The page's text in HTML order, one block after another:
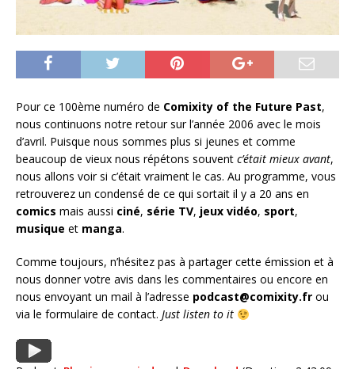
Pour ce 100ème numéro de Comixity of the Future Past,
nous continuons notre retour sur l’année 2006 avec le mois
d’avril. Puisque nous sommes plus si jeunes et comme
beaucoup de vieux nous répétons souvent c’était mieux avant,
nous allons voir si c’était vraiment le cas. Au programme, vous
retrouverez un condensé de ce qui sortait il y a 20 ans en
comics mais aussi ciné, série TV, jeux vidéo, sport,
musique et manga.
Comme toujours, n’hésitez pas à partager cette émission et à
nous donner votre avis dans les commentaires ou encore en
nous envoyant un mail à l’adresse podcast@comixity.fr ou
via le formulaire de contact. Just listen to it